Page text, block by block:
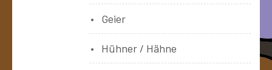
Geier
Hühner / Hähne